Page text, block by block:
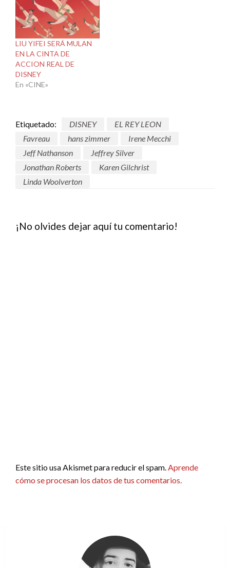
LIU YIFEI SERÁ MULAN
EN LA CINTA DE
ACCION REAL DE
DISNEY
En «CINE»
Etiquetado: DISNEY
EL REY LEON
Favreau
hans zimmer
Irene Mecchi
Jeff Nathanson
Jeffrey Silver
Jonathan Roberts
Karen Gilchrist
Linda Woolverton
¡No olvides dejar aquí tu comentario!
Este sitio usa Akismet para reducir el spam. Aprende
cómo se procesan los datos de tus comentarios.